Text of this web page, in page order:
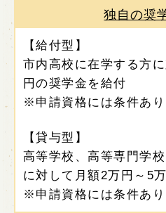
独自の奨
【給付型】
市内高校に在学する方
円の奨学金を給付
※申請資格には条件あり
【貸与型】
高等学校、高等専門学
に対して月額2万円～5
※申請資格には条件あり